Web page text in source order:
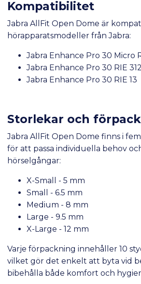
Kompatibilitet
Jabra AllFit Open Dome är
hörapparatsmodeller från Jabra:
Jabra Enhance Pro 30 Micro
Jabra Enhance Pro 30 RIE 312
Jabra Enhance Pro 30 RIE 13
Storlekar och
Jabra AllFit Open Dome finns i
för att passa individuella behov
hörselgångar:
X-Small - 5 mm
Small - 6.5 mm
Medium - 8 mm
Large - 9.5 mm
X-Large - 12 mm
Varje förpackning innehåller 10
vilket gör det enkelt att byta vid
bibehålla både komfort och